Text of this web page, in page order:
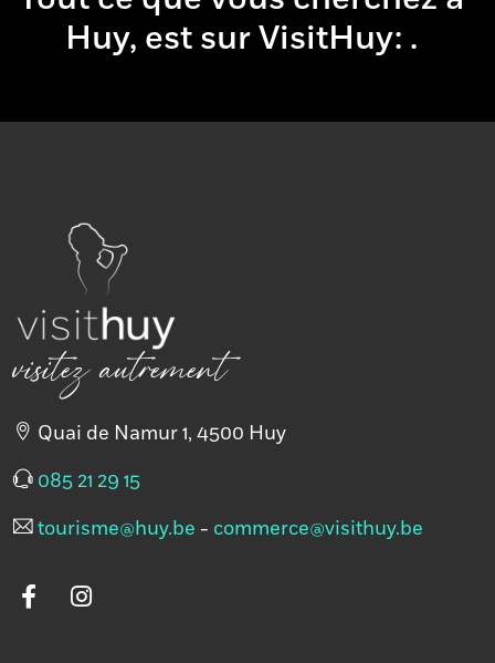
Huy, est sur VisitHuy:boire
visitez autrement
Quai de Namur 1, 4500 Huy
085 21 29 15